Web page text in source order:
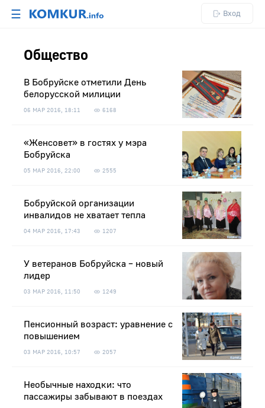
☰ Вход
Общество
В Бобруйске отметили День
белорусской милиции
06 МАР 2016, 18:11 6168
«Женсовет» в гостях у мэра
Бобруйска
05 МАР 2016, 22:00 2555
Бобруйской организации
инвалидов не хватает тепла
04 МАР 2016, 17:43 1207
У ветеранов Бобруйска – новый
лидер
03 МАР 2016, 11:50 1249
Пенсионный возраст: уравнение с
повышением
03 МАР 2016, 10:57 2057
Необычные находки: что
пассажиры забывают в поездах